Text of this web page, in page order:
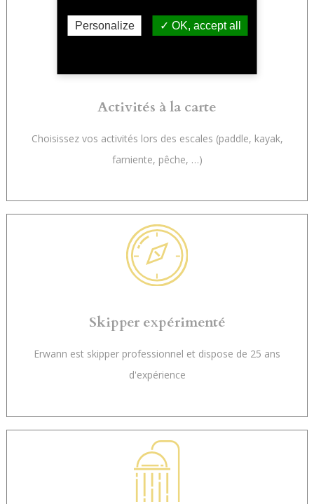
Activités à la carte
Choisissez vos activités lors des escales (paddle, kayak,
farniente, pêche, …)
Skipper expérimenté
Erwann est skipper professionnel et dispose de 25 ans
d'expérience
Personalize OK, accept all